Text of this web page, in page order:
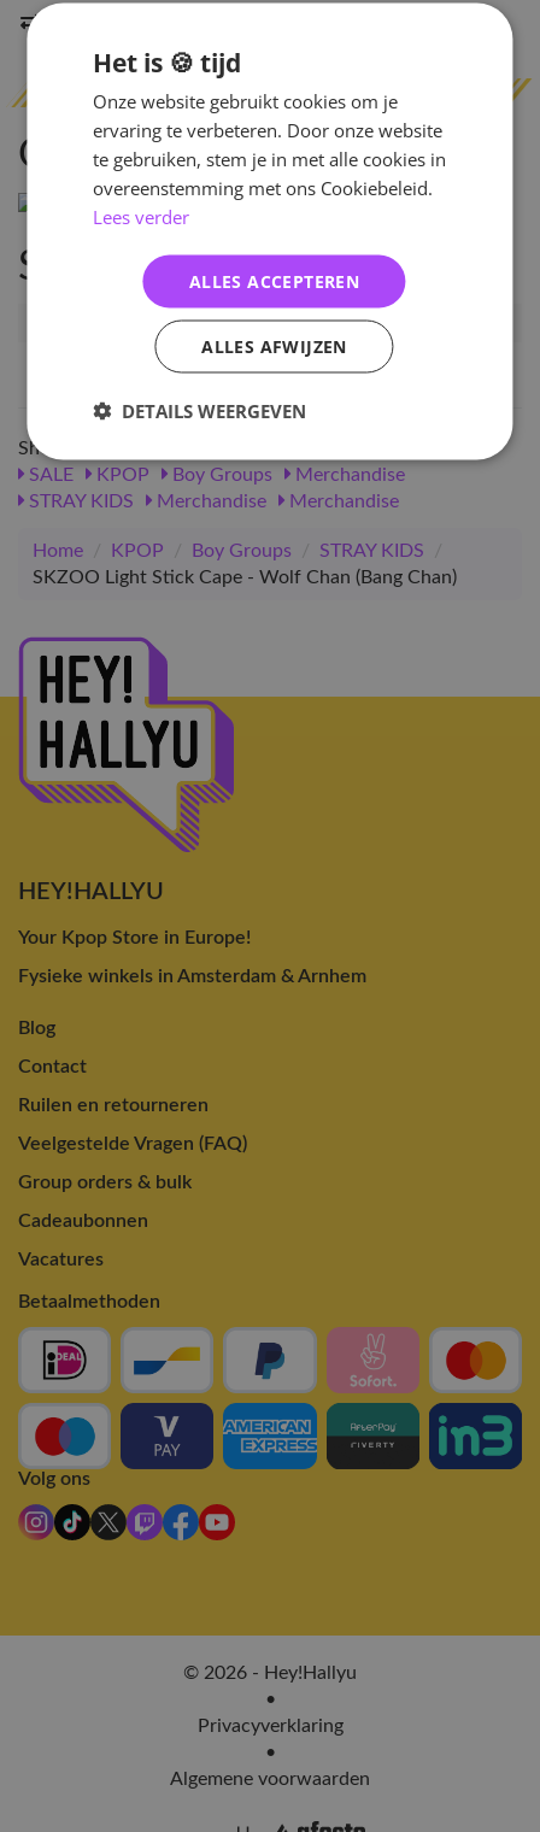
Omschrijving
Specificaties
46597
1000000465976
Shop meer
SALE
KPOP Boy Groups
Merchandise
STRAY KIDS
Merchandise Merchandise
Home / KPOP / Boy Groups / STRAY KIDS
/
SKZOO Light Stick Cape - Wolf Chan (Bang Chan)
HEY!HALLYU
Your Kpop Store in Europe!
Fysieke winkels in Amsterdam & Arnhem
Blog
Contact
Ruilen en retourneren
Veelgestelde Vragen (FAQ)
Group orders & bulk
Cadeaubonnen
Vacatures
Betaalmethoden
Volg ons
© 2026 - Hey!Hallyu
•
Privacyverklaring
•
Algemene voorwaarden
Het is 🍪 tijd
Onze website gebruikt cookies om je
ervaring te verbeteren. Door onze website
te gebruiken, stem je in met alle cookies in
overeenstemming met ons Cookiebeleid.
Lees verder
ALLES ACCEPTEREN
ALLES AFWIJZEN
DETAILS WEERGEVEN